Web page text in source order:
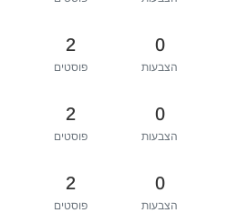
0
הצבעות
2
פוסטים
0
הצבעות
2
פוסטים
0
הצבעות
2
פוסטים